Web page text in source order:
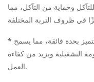
وحماية من التآكل، مما
* بحدة فائقة، مما يسمح
التشغيلية ويزيد من كفاءة
العمل.